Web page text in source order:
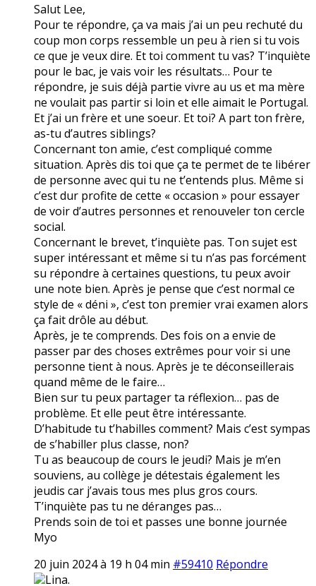
Salut Lee,
Pour te répondre, ça va mais j’ai un peu rechuté du
coup mon corps ressemble un peu à rien si tu vois
ce que je veux dire. Et toi comment tu vas? T’inquiète
pour le bac, je vais voir les résultats… Pour te
répondre, je suis déjà partie vivre au us et ma mère
ne voulait pas partir si loin et elle aimait le Portugal.
Et j’ai un frère et une soeur. Et toi? A part ton frère,
as-tu d’autres siblings?
Concernant ton amie, c’est compliqué comme
situation. Après dis toi que ça te permet de te libérer
de personne avec qui tu ne t’entends plus. Même si
c’est dur profite de cette « occasion » pour essayer
de voir d’autres personnes et renouveler ton cercle
social.
Concernant le brevet, t’inquiète pas. Ton sujet est
super intéressant et même si tu n’as pas forcément
su répondre à certaines questions, tu peux avoir
une note bien. Après je pense que c’est normal ce
style de « déni », c’est ton premier vrai examen alors
ça fait drôle au début.
Après, je te comprends. Des fois on a envie de
passer par des choses extrêmes pour voir si une
personne tient à nous. Après je te déconseillerais
quand même de le faire…
Bien sur tu peux partager ta réflexion… pas de
problème. Et elle peut être intéressante.
D’habitude tu t’habilles comment? Mais c’est sympas
de s’habiller plus classe, non?
Tu as beaucoup de cours le jeudi? Mais je m’en
souviens, au collège je détestais également les
jeudis car j’avais tous mes plus gros cours.
T’inquiète pas tu ne déranges pas…
Prends soin de toi et passes une bonne journée
Myo
20 juin 2024 à 19 h 04 min #59410 Répondre
Lina.